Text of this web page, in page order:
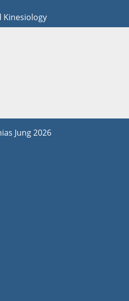
Kinesiology
Jung 2026